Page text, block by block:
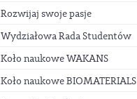
Rozwijaj swoje pasje
Wydziałowa Rada Studentów
Koło naukowe WAKANS
Koło naukowe BIOMATERIALS